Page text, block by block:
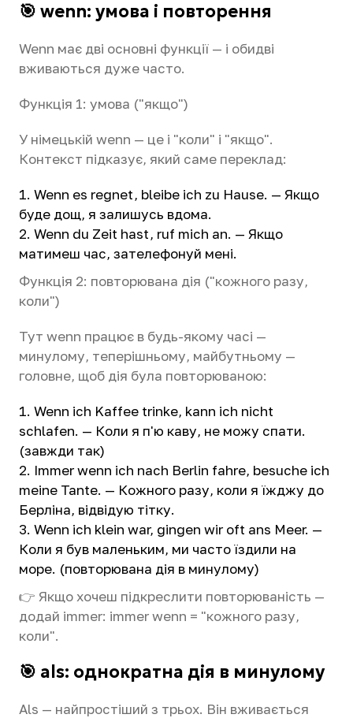
🎯 wenn: умова і повторення
Wenn має дві основні функції — і обидві
вживаються дуже часто.
Функція 1: умова ("якщо")
У німецькій wenn — це і "коли" і "якщо".
Контекст підказує, який саме переклад:
Wenn es regnet, bleibe ich zu Hause. — Якщо
буде дощ, я залишусь вдома.
Wenn du Zeit hast, ruf mich an. — Якщо
матимеш час, зателефонуй мені.
Функція 2: повторювана дія ("кожного разу,
коли")
Тут wenn працює в будь-якому часі —
минулому, теперішньому, майбутньому —
головне, щоб дія була повторюваною:
Wenn ich Kaffee trinke, kann ich nicht
schlafen. — Коли я п'ю каву, не можу спати.
(завжди так)
Immer wenn ich nach Berlin fahre, besuche ich
meine Tante. — Кожного разу, коли я їжджу до
Берліна, відвідую тітку.
Wenn ich klein war, gingen wir oft ans Meer. —
Коли я був маленьким, ми часто їздили на
море. (повторювана дія в минулому)
👉 Якщо хочеш підкреслити повторюваність —
додай immer: immer wenn = "кожного разу,
коли".
🎯 als: однократна дія в минулому
Als — найпростіший з трьох. Він вживається